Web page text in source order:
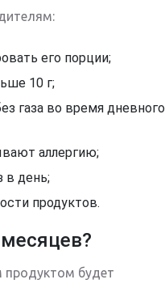
его порции;
10 г;
газа во время дневного
аллергию;
в день;
продуктов.
продуктом будет